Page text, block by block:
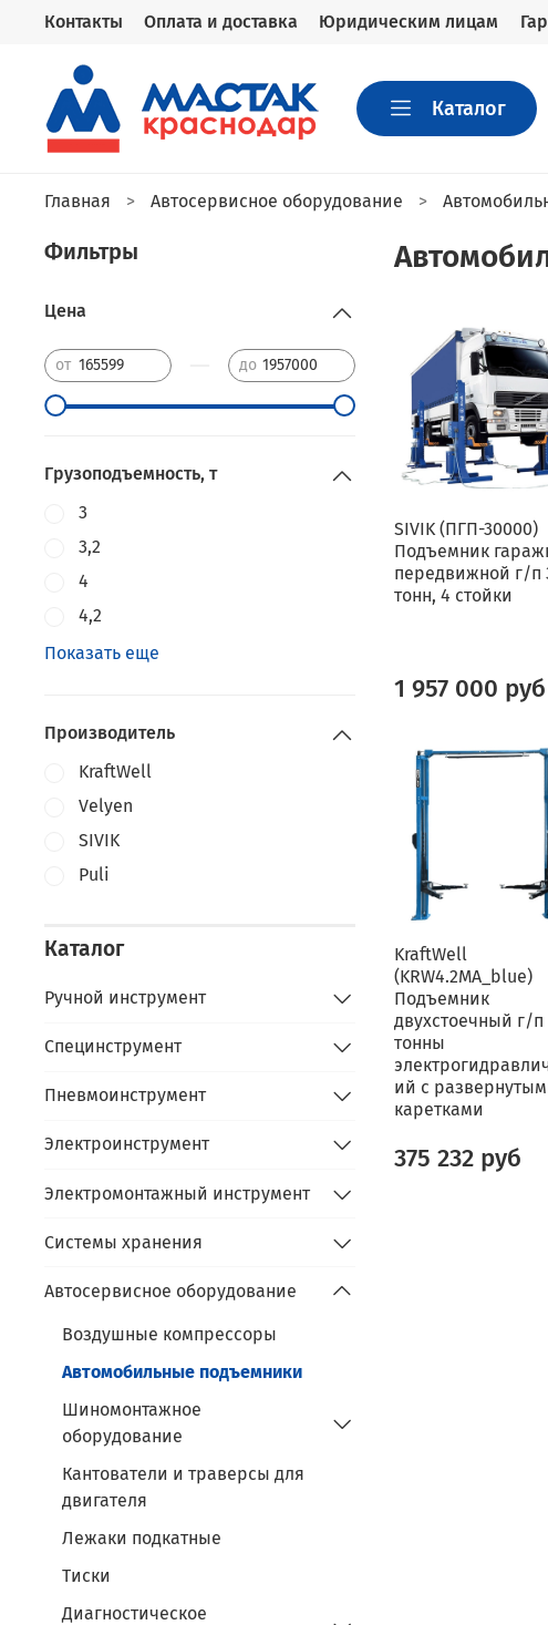
Контакты Оплата и доставка Юридическим лицам
Каталог
Главная Автосервисное оборудование
SIVIK (ПГП-30000)
Подъемник
передвижной г/п
тонн, 4 стойки
1 957 000 руб
KraftWell
(KRW4.2MA_blue)
Подъемник
двухстоечный г/п
тонны
ий с
каретками
375 232 руб
Фильтры
Цена
от до
Грузоподъемность, т
3
3,2
4
4,2
Показать еще
Производитель
KraftWell
Velyen
SIVIK
Puli
Каталог
Ручной инструмент
Специнструмент
Пневмоинструмент
Электроинструмент
Электромонтажный инструмент
Системы хранения
Автосервисное оборудование
Воздушные компрессоры
Автомобильные подъемники
Шиномонтажное
оборудование
Кантователи и траверсы для
двигателя
Лежаки подкатные
Тиски
Диагностическое